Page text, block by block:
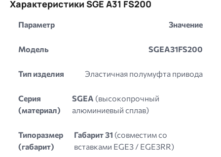
Характеристики SGE A31 FS200
Параметр Значение
Модель SGEA31FS200
Тип изделия Эластичная полумуфта привода
Серия
(материал)
SGEA (высокопрочный
алюминиевый сплав)
Типоразмер
(габарит)
Габарит 31 (совместим со
вставками EGE3 / EGE3RR)